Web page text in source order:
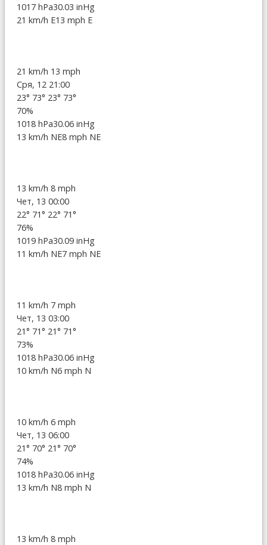
1017 hPa30.03 inHg
21 km/h E13 mph E
21 km/h 13 mph
Сря, 12 21:00
23° 73° 23° 73°
70%
1018 hPa30.06 inHg
13 km/h NE8 mph NE
13 km/h 8 mph
Чет, 13 00:00
22° 71° 22° 71°
76%
1019 hPa30.09 inHg
11 km/h NE7 mph NE
11 km/h 7 mph
Чет, 13 03:00
21° 71° 21° 71°
73%
1018 hPa30.06 inHg
10 km/h N6 mph N
10 km/h 6 mph
Чет, 13 06:00
21° 70° 21° 70°
74%
1018 hPa30.06 inHg
13 km/h N8 mph N
13 km/h 8 mph